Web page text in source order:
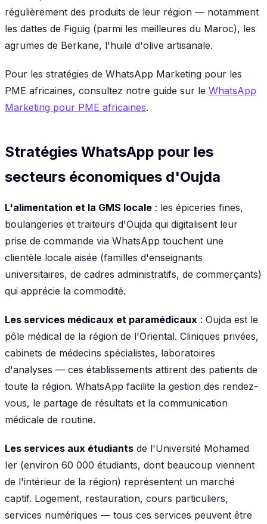
régulièrement des produits de leur région — notamment
les dattes de Figuig (parmi les meilleures du Maroc), les
agrumes de Berkane, l'huile d'olive artisanale.
Pour les stratégies de WhatsApp Marketing pour les
PME africaines, consultez notre guide sur le WhatsApp
Marketing pour PME africaines.
Stratégies WhatsApp pour les
secteurs économiques d'Oujda
L'alimentation et la GMS locale : les épiceries fines,
boulangeries et traiteurs d'Oujda qui digitalisent leur
prise de commande via WhatsApp touchent une
clientèle locale aisée (familles d'enseignants
universitaires, de cadres administratifs, de commerçants)
qui apprécie la commodité.
Les services médicaux et paramédicaux : Oujda est le
pôle médical de la région de l'Oriental. Cliniques privées,
cabinets de médecins spécialistes, laboratoires
d'analyses — ces établissements attirent des patients de
toute la région. WhatsApp facilite la gestion des rendez-
vous, le partage de résultats et la communication
médicale de routine.
Les services aux étudiants de l'Université Mohamed
Ier (environ 60 000 étudiants, dont beaucoup viennent
de l'intérieur de la région) représentent un marché
captif. Logement, restauration, cours particuliers,
services numériques — tous ces services peuvent être